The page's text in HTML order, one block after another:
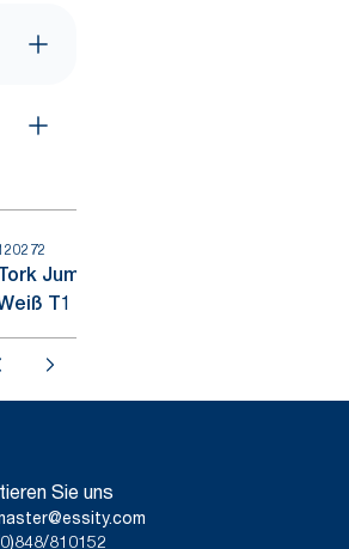
Jumbo Toilettenpapier
T1
Sie uns
810152